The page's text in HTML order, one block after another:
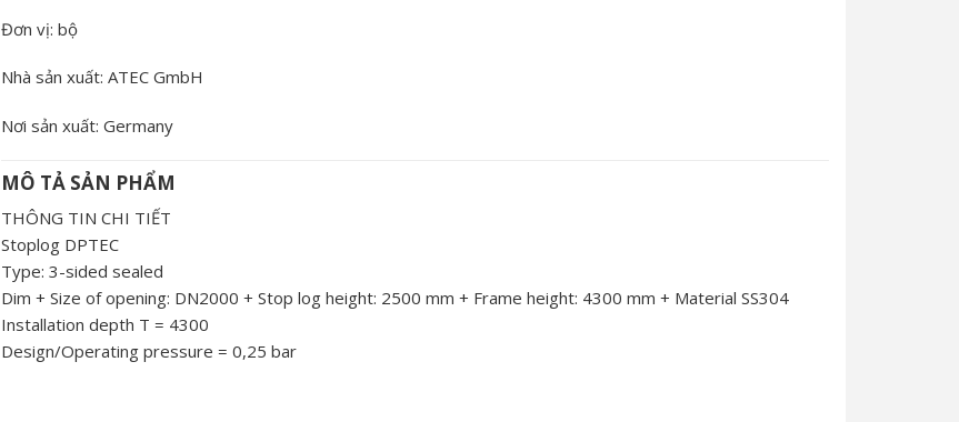
Đơn vị: bộ
Nhà sản xuất: ATEC GmbH
Nơi sản xuất: Germany
MÔ TẢ SẢN PHẨM
THÔNG TIN CHI TIẾT
Stoplog DPTEC
Type: 3-sided sealed
Dim + Size of opening: DN2000 + Stop log height: 2500 mm + Frame height: 4300 mm + Material SS304
Installation depth T = 4300
Design/Operating pressure = 0,25 bar